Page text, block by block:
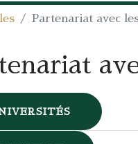
Partenariat avec